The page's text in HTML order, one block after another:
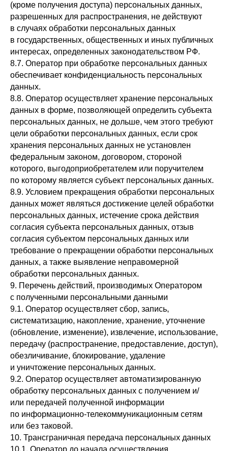
(кроме получения доступа) персональных данных,
разрешенных для распространения, не действуют
в случаях обработки персональных данных
в государственных, общественных и иных публичных
интересах, определенных законодательством РФ.
8.7. Оператор при обработке персональных данных
обеспечивает конфиденциальность персональных
данных.
8.8. Оператор осуществляет хранение персональных
данных в форме, позволяющей определить субъекта
персональных данных, не дольше, чем этого требуют
цели обработки персональных данных, если срок
хранения персональных данных не установлен
федеральным законом, договором, стороной
которого, выгодоприобретателем или поручителем
по которому является субъект персональных данных.
8.9. Условием прекращения обработки персональных
данных может являться достижение целей обработки
персональных данных, истечение срока действия
согласия субъекта персональных данных, отзыв
согласия субъектом персональных данных или
требование о прекращении обработки персональных
данных, а также выявление неправомерной
обработки персональных данных.
9. Перечень действий, производимых Оператором
с полученными персональными данными
9.1. Оператор осуществляет сбор, запись,
систематизацию, накопление, хранение, уточнение
(обновление, изменение), извлечение, использование,
передачу (распространение, предоставление, доступ),
обезличивание, блокирование, удаление
и уничтожение персональных данных.
9.2. Оператор осуществляет автоматизированную
обработку персональных данных с получением и/
или передачей полученной информации
по информационно-телекоммуникационным сетям
или без таковой.
10. Трансграничная передача персональных данных
10.1. Оператор до начала осуществления